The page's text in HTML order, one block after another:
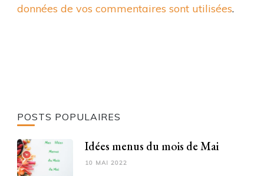
données de vos commentaires sont utilisées.
POSTS POPULAIRES
Idées menus du mois de Mai
10 MAI 2022